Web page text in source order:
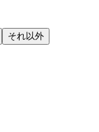
それ以外